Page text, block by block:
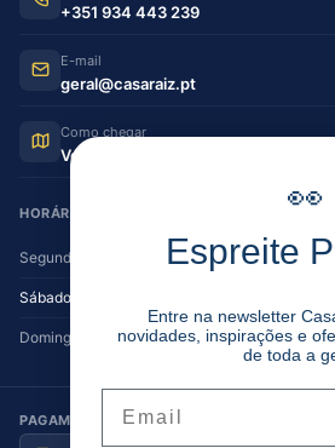
+351 934 443 239
E-mail
geral@casaraiz.pt
Como chegar
Ver no Google Maps
HORÁRIO DE FUNCIONAMENTO
Segunda — Sexta
Sábado
Domingo
PAGAMENTO SEGURO
👀
Espreite
Entre na newsletter
novidades, inspirações e
de toda a